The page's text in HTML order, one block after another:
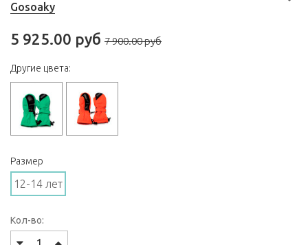
Gosoaky
5 925.00 руб 7 900.00 руб
Другие цвета:
Размер
12-14 лет
Кол-во: